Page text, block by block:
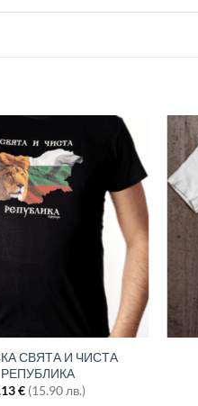
СВЯТА И ЧИСТА
РЕПУБЛИКА
€ (15.90 лв.)